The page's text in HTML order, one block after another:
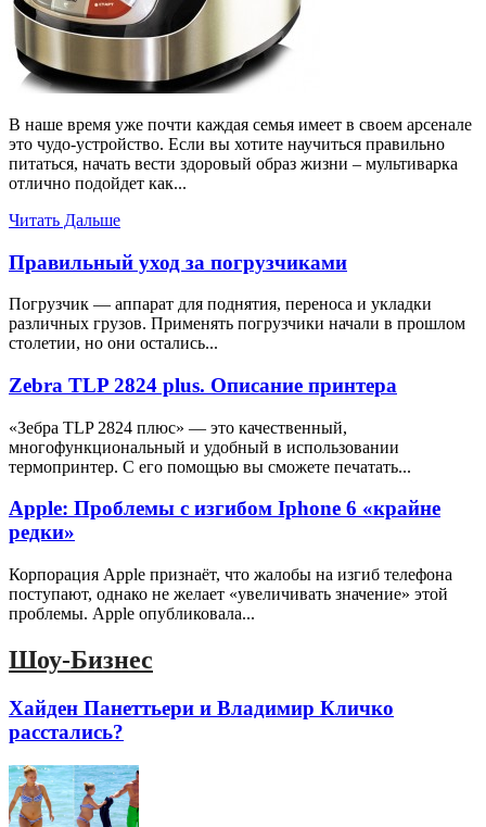
В наше время уже почти каждая семья имеет в своем арсенале
это чудо-устройство. Если вы хотите научиться правильно
питаться, начать вести здоровый образ жизни – мультиварка
отлично подойдет как...
Читать Дальше
Правильный уход за погрузчиками
Погрузчик — аппарат для поднятия, переноса и укладки
различных грузов. Применять погрузчики начали в прошлом
столетии, но они остались...
Zebra TLP 2824 plus. Описание принтера
«Зебра ТLP 2824 плюс» — это качественный,
многофункциональный и удобный в использовании
термопринтер. С его помощью вы сможете печатать...
Apple: Проблемы с изгибом Iphone 6 «крайне
редки»
Корпорация Apple признаёт, что жалобы на изгиб телефона
поступают, однако не желает «увеличивать значение» этой
проблемы. Apple опубликовала...
Шоу-Бизнес
Хайден Панеттьери и Владимир Кличко
расстались?